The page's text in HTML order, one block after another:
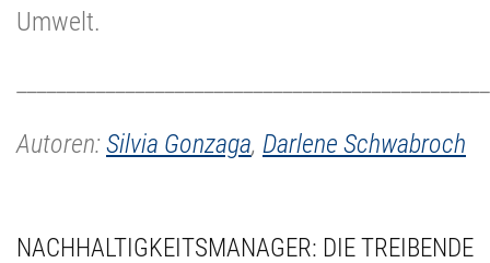
Umwelt.
Autoren: Silvia Gonzaga, Darlene Schwabroch
NACHHALTIGKEITSMANAGER: DIE TREIBENDE